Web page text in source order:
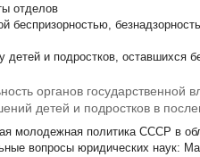
отделов
беспризорностью,
детей и подростков, оставшихся
органов государственной
детей и подростков в
молодежная политика СССР в
вопросы юридических наук: